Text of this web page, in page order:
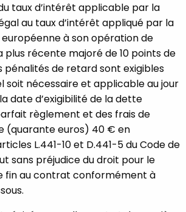
taux d’intérêt applicable par la
au taux d’intérêt appliqué par la
à son opération de
récente majoré de 10 points de
pénalités de retard sont exigibles
soit nécessaire et applicable au jour
date d’exigibilité de la dette
règlement et des frais de
(quarante euros) 40 € en
L.441-10 et D.441-5 du Code de
sans préjudice du droit pour le
fin au contrat conformément à